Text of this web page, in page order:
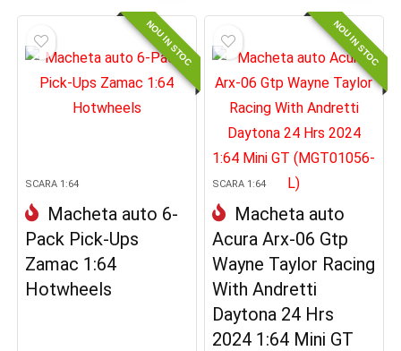
150.00 lei.
este:
125.00 lei.NOU IN STOC
SCARA 1:64
Macheta auto 6-
Pack Pick-Ups
Zamac 1:64
Hotwheels
NOU IN STOC
SCARA 1:64
Macheta auto
Acura Arx-06 Gtp
Wayne Taylor Racing
With Andretti
Daytona 24 Hrs
2024 1:64 Mini GT